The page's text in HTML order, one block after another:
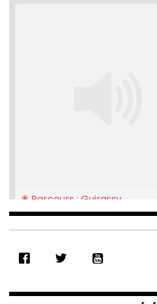
RSS FEED
EMBED
Parcours : Guirassy
Feb 16, 2021 • 28:08